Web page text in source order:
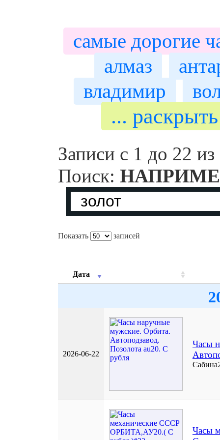
самые дорогие
алмаз
владимир
...
Записи с 1 до 22 из
Поиск:
Показать записей
Дата
2026-06-22
Часы
Часы